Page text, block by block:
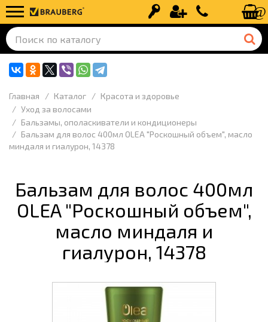
Вход Регистрация+7 (499) 110-
Главная Каталог
Красота и здоровье
Уход за волосами
Бальзамы, ополаскиватели и кондиционеры
Бальзам для волос 400мл OLEA "Роскошный объем", масло
миндаля и гиалурон, 14378
Бальзам для волос 400мл
OLEA "Роскошный объем",
масло миндаля и
гиалурон, 14378